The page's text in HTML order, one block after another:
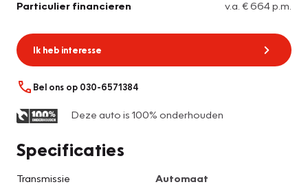
Particulier financieren v.a. € 664 p.m.
Ik heb interesse
Bel ons op 030-6571384
Deze auto is 100% onderhouden
Specificaties
Transmissie
Automaat